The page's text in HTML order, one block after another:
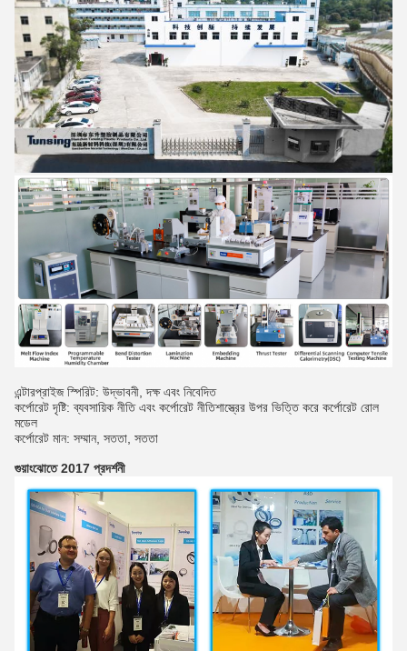
এন্টারপ্রাইজ স্পিরিট: উদ্ভাবনী, দক্ষ এবং নিবেদিত
কর্পোরেট দৃষ্টি: ব্যবসায়িক নীতি এবং কর্পোরেট নীতিশাস্ত্রের উপর ভিত্তি করে কর্পোরেট রোল
মডেল
কর্পোরেট মান: সম্মান, সততা, সততা
গুয়াংঝোতে 2017 প্রদর্শনী